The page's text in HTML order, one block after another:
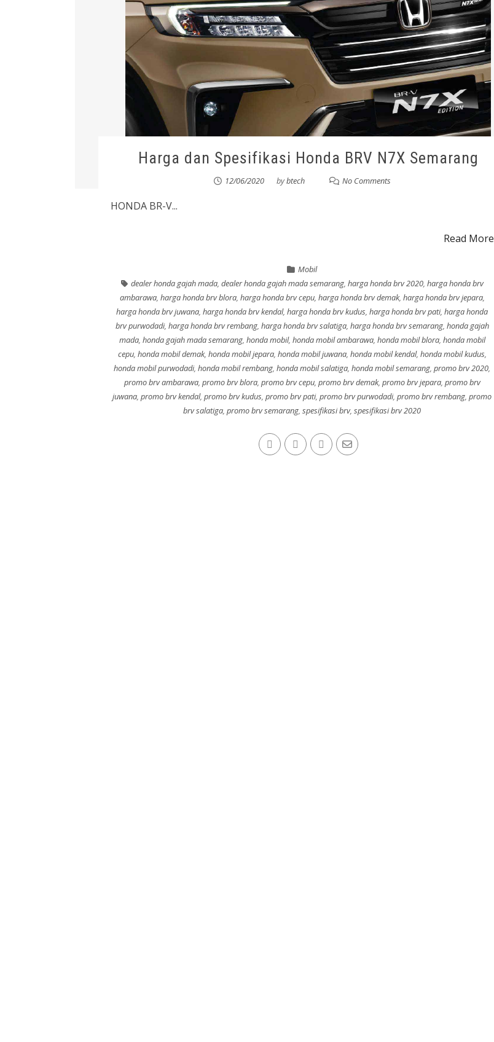
Harga dan Spesifikasi Honda BRV N7X Semarang
12/06/2020 bybtech No Comments
HONDA BR-V...
Read More
Mobil
dealer honda gajah mada, dealer honda gajah mada semarang, harga honda brv 2020, harga honda brv
ambarawa, harga honda brv blora, harga honda brv cepu, harga honda brv demak, harga honda brv jepara,
harga honda brv juwana, harga honda brv kendal, harga honda brv kudus, harga honda brv pati, harga honda
brv purwodadi, harga honda brv rembang, harga honda brv salatiga, harga honda brv semarang, honda gajah
mada, honda gajah mada semarang, honda mobil, honda mobil ambarawa, honda mobil blora, honda mobil
cepu, honda mobil demak, honda mobil jepara, honda mobil juwana, honda mobil kendal, honda mobil kudus,
honda mobil purwodadi, honda mobil rembang, honda mobil salatiga, honda mobil semarang, promo brv 2020,
promo brv ambarawa, promo brv blora, promo brv cepu, promo brv demak, promo brv jepara, promo brv
juwana, promo brv kendal, promo brv kudus, promo brv pati, promo brv purwodadi, promo brv rembang, promo
brv salatiga, promo brv semarang, spesifikasi brv, spesifikasi brv 2020